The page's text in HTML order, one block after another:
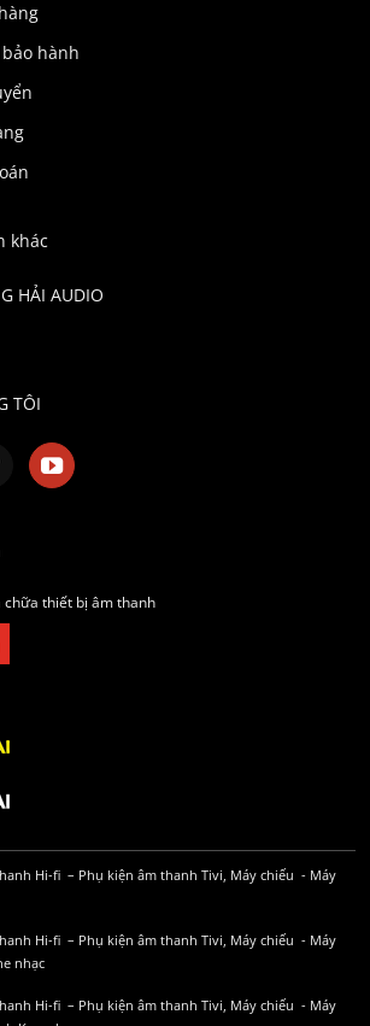
hành
khác
HẢI AUDIO
TÔI
chữa thiết bị âm thanh
Hi-fi – Phụ kiện âm thanh Tivi, Máy chiếu - Máy
Hi-fi – Phụ kiện âm thanh Tivi, Máy chiếu - Máy
nhạc
Hi-fi – Phụ kiện âm thanh Tivi, Máy chiếu - Máy